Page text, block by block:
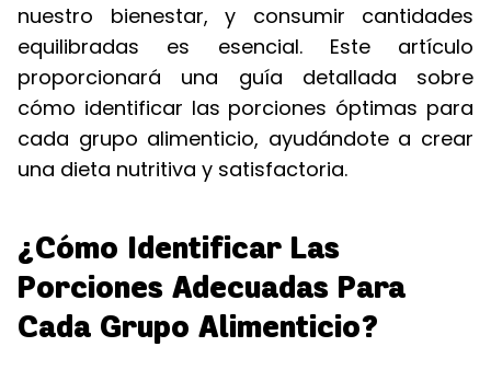
nuestro bienestar, y consumir cantidades
equilibradas es esencial. Este artículo
proporcionará una guía detallada sobre
cómo identificar las porciones óptimas para
cada grupo alimenticio, ayudándote a crear
una dieta nutritiva y satisfactoria.
¿Cómo Identificar Las
Porciones Adecuadas Para
Cada Grupo Alimenticio?